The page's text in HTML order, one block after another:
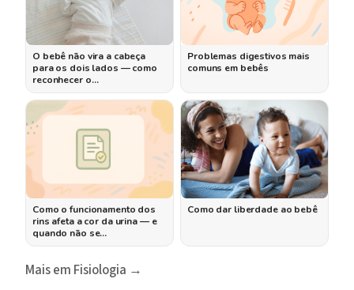
O bebê não vira a cabeça
para os dois lados — como
reconhecer o…
Problemas digestivos mais
comuns em bebês
Como o funcionamento dos
rins afeta a cor da urina — e
quando não se…
Como dar liberdade ao bebê
Mais em Fisiologia →